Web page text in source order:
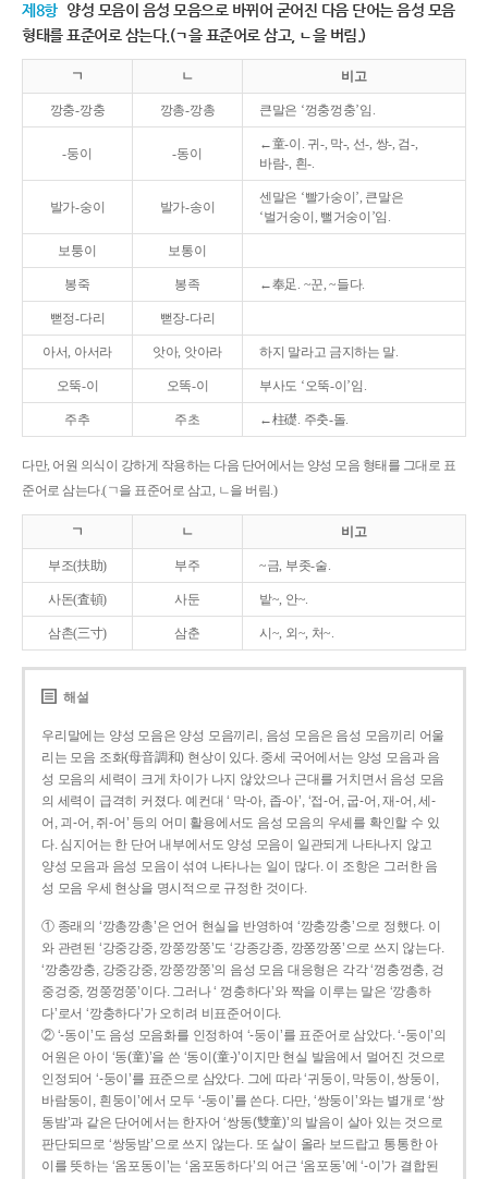
제8항 양성 모음이 음성 모음으로 바뀌어 굳어진 다음 단어는 음성 모음
형태를 표준어로 삼는다.(ㄱ을 표준어로 삼고, ㄴ을 버림.)
ㄱ ㄴ 비고
깡충-깡충 깡총-깡총 큰말은 ‘껑충껑충’임.
-둥이 -동이
←童-이. 귀-, 막-, 선-, 쌍-, 검-,
바람-, 흰-.
발가-숭이 발가-송이
센말은 ‘빨가숭이’, 큰말은
‘벌거숭이, 뻘거숭이’임.
보퉁이 보통이
봉죽 봉족 ←奉足. ~꾼, ~들다.
뻗정-다리 뻗장-다리
아서, 아서라 앗아, 앗아라 하지 말라고 금지하는 말.
오뚝-이 오똑-이 부사도 ‘오뚝-이’임.
주추 주초 ←柱礎. 주춧-돌.
다만, 어원 의식이 강하게 작용하는 다음 단어에서는 양성 모음 형태를 그대로 표
준어로 삼는다.(ㄱ을 표준어로 삼고, ㄴ을 버림.)
ㄱ ㄴ 비고
부조(扶助) 부주 ~금, 부좃-술.
사돈(査頓) 사둔 밭~, 안~.
삼촌(三寸) 삼춘 시~, 외~, 처~.
해설
우리말에는 양성 모음은 양성 모음끼리, 음성 모음은 음성 모음끼리 어울
리는 모음 조화(母音調和) 현상이 있다. 중세 국어에서는 양성 모음과 음
성 모음의 세력이 크게 차이가 나지 않았으나 근대를 거치면서 음성 모음
의 세력이 급격히 커졌다. 예컨대 ‘ 막-아, 좁-아’, ‘접-어, 굽-어, 재-어, 세-
어, 괴-어, 쥐-어’ 등의 어미 활용에서도 음성 모음의 우세를 확인할 수 있
다. 심지어는 한 단어 내부에서도 양성 모음이 일관되게 나타나지 않고
양성 모음과 음성 모음이 섞여 나타나는 일이 많다. 이 조항은 그러한 음
성 모음 우세 현상을 명시적으로 규정한 것이다.
① 종래의 ‘깡총깡총’은 언어 현실을 반영하여 ‘깡충깡충’으로 정했다. 이
와 관련된 ‘강중강중, 깡쭝깡쭝’도 ‘강종강종, 깡쫑깡쫑’으로 쓰지 않는다.
‘깡충깡충, 강중강중, 깡쭝깡쭝’의 음성 모음 대응형은 각각 ‘껑충껑충, 겅
중겅중, 껑쭝껑쭝’이다. 그러나 ‘ 껑충하다’와 짝을 이루는 말은 ‘깡총하
다’로서 ‘깡충하다’가 오히려 비표준어이다.
② ‘-동이’도 음성 모음화를 인정하여 ‘-둥이’를 표준어로 삼았다. ‘-둥이’의
어원은 아이 ‘동(童)’을 쓴 ‘동이(童-)’이지만 현실 발음에서 멀어진 것으로
인정되어 ‘-둥이’를 표준으로 삼았다. 그에 따라 ‘귀둥이, 막둥이, 쌍둥이,
바람둥이, 흰둥이’에서 모두 ‘-둥이’를 쓴다. 다만, ‘쌍둥이’와는 별개로 ‘쌍
동밤’과 같은 단어에서는 한자어 ‘쌍동(雙童)’의 발음이 살아 있는 것으로
판단되므로 ‘쌍둥밤’으로 쓰지 않는다. 또 살이 올라 보드랍고 통통한 아
이를 뜻하는 ‘옴포동이’는 ‘옴포동하다’의 어근 ‘옴포동’에 ‘-이’가 결합된